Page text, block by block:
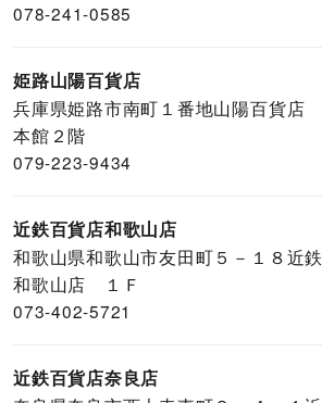
078-241-0585
姫路山陽百貨店
兵庫県姫路市南町１番地山陽百貨店
本館２階
079-223-9434
近鉄百貨店和歌山店
和歌山県和歌山市友田町５－１８近鉄
和歌山店 １Ｆ
073-402-5721
近鉄百貨店奈良店